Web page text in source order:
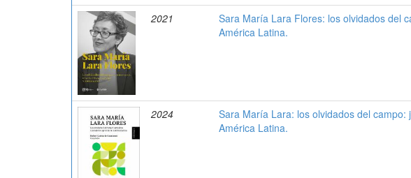
2021
Sara María Lara Flores: los olvidados del
América Latina.
2024
Sara María Lara: los olvidados del
América Latina.